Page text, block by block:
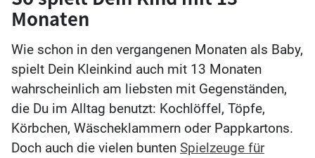
Monaten
Wie schon in den vergangenen Monaten als Baby,
spielt Dein Kleinkind auch mit 13 Monaten
wahrscheinlich am liebsten mit Gegenständen,
die Du im Alltag benutzt: Kochlöffel, Töpfe,
Körbchen, Wäscheklammern oder Pappkartons.
Doch auch die vielen bunten Spielzeuge für